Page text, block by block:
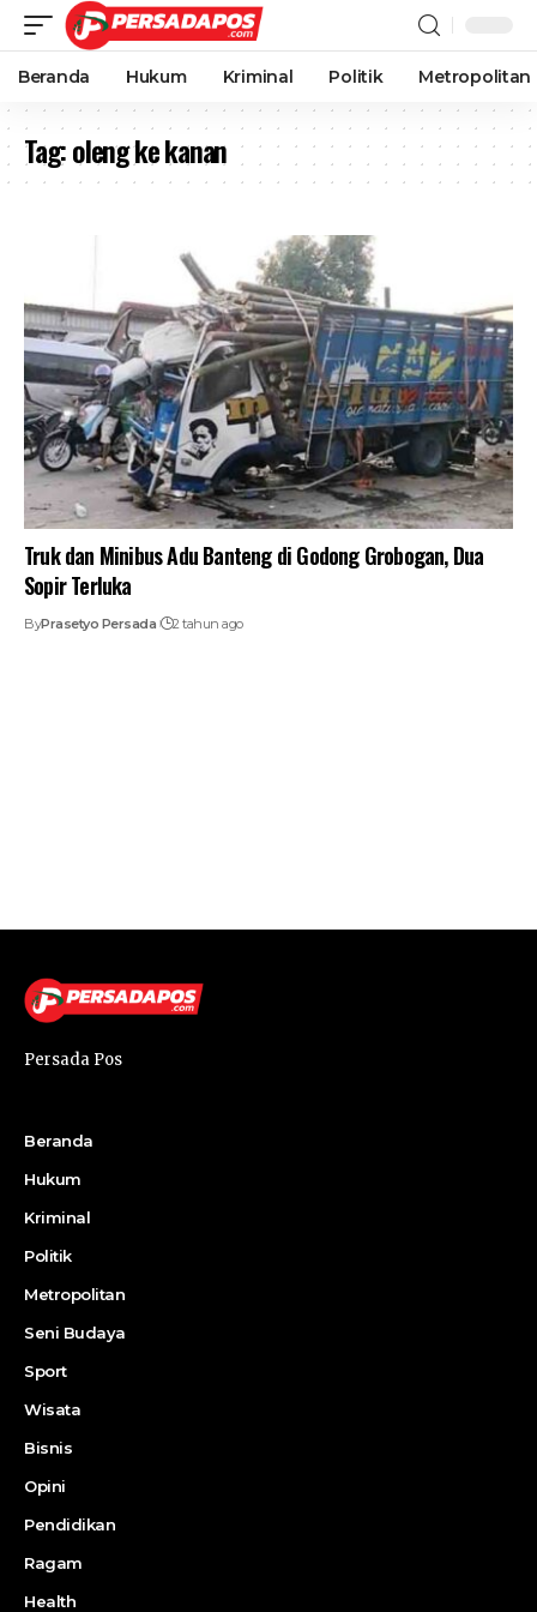
Beranda Hukum Kriminal Politik Metropolitan
Tag:oleng ke kanan
Truk dan Minibus Adu Banteng di Godong Grobogan, Dua
Sopir Terluka
ByPrasetyo Persada 2 tahun ago
Persada Pos
Beranda
Hukum
Kriminal
Politik
Metropolitan
Seni Budaya
Sport
Wisata
Bisnis
Opini
Pendidikan
Ragam
Health